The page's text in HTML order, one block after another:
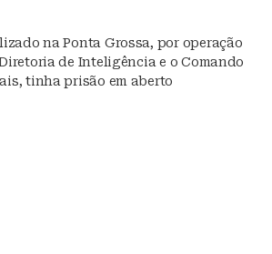
na Ponta Grossa, por operação
de Inteligência e o Comando
tinha prisão em aberto